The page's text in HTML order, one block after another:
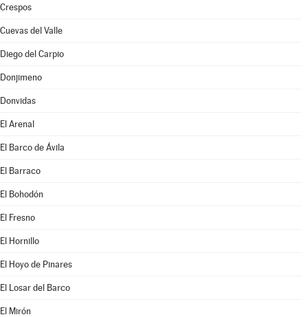
Crespos
Cuevas del Valle
Diego del Carpio
Donjimeno
Donvidas
El Arenal
El Barco de Ávila
El Barraco
El Bohodón
El Fresno
El Hornillo
El Hoyo de Pinares
El Losar del Barco
El Mirón